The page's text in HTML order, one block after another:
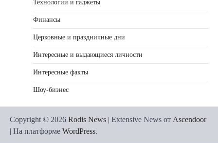
Технологии и гаджеты
Финансы
Церковные и праздничные дни
Интересные и выдающиеся личности
Интересные факты
Шоу-бизнес
Copyright © 2026 Rodis News | Extensive News от Ascendoor
| На платформе WordPress.